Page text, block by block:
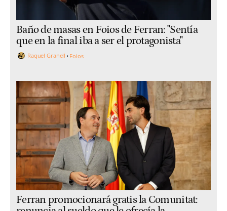
Baño de masas en Foios de Ferran: "Sentía
que en la final iba a ser el protagonista"
Raquel Granell Foios
Ferran promocionará gratis la Comunitat: